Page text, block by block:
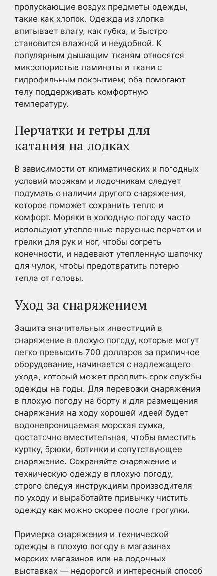
пропускающие воздух предметы одежды,
такие как хлопок. Одежда из хлопка
впитывает влагу, как губка, и быстро
становится влажной и неудобной. К
популярным дышащим тканям относятся
микропористые ламинаты и ткани с
гидрофильным покрытием; оба помогают
телу поддерживать комфортную
температуру.
Перчатки и гетры для
катания на лодках
В зависимости от климатических и погодных
условий морякам и лодочникам следует
подумать о наличии другого снаряжения,
которое поможет сохранить тепло и
комфорт. Моряки в холодную погоду часто
используют утепленные парусные перчатки и
грелки для рук и ног, чтобы согреть
конечности, и надевают утепленную шапочку
для чулок, чтобы предотвратить потерю
тепла от головы.
Уход за снаряжением
Защита значительных инвестиций в
снаряжение в плохую погоду, которые могут
легко превысить 700 долларов за приличное
оборудование, начинается с надлежащего
ухода, который может продлить срок службы
одежды на годы. Для перевозки снаряжения
в плохую погоду на борту и для размещения
снаряжения на ходу хорошей идеей будет
водонепроницаемая морская сумка,
достаточно вместительная, чтобы вместить
куртку, брюки, ботинки и сопутствующее
снаряжение. Сохраняйте снаряжение и
техническую одежду в плохую погоду,
строго следуя инструкциям производителя
по уходу и выработайте привычку чистить
одежду как можно скорее после прогулки.
Примерка снаряжения и технической
одежды в плохую погоду в магазинах
морских магазинов или на лодочных
выставках — недорогой и интересный способ